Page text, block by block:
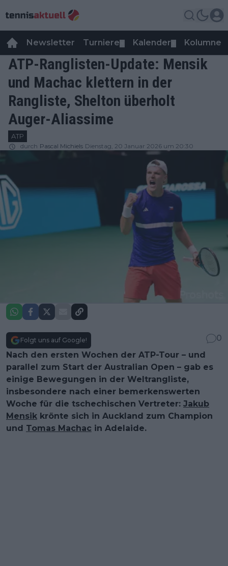
Newsletter Turniere Kalender Kolumnen
ATP-Ranglisten-Update: Mensik
und Machac klettern in der
Rangliste, Shelton überholt
Auger-Aliassime
ATP
durch Pascal Michiels Dienstag, 20 Januar 2026 um 20:30
Folgt uns auf Google!
0
Nach den ersten Wochen der ATP-Tour – und
parallel zum Start der Australian Open – gab es
einige Bewegungen in der Weltrangliste,
insbesondere nach einer bemerkenswerten
Woche für die tschechischen Vertreter: Jakub
Mensik krönte sich in Auckland zum Champion
und Tomas Machac in Adelaide.